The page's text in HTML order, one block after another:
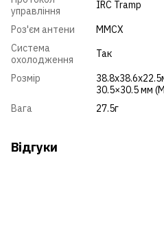
управління
IRC Tramp
Роз'єм антени
MMCX
Система
охолодження
Так
Розмір
30.5×30.5 мм
Вага
27.5г
Відгуки